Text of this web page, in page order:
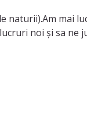
mai
noi și sa